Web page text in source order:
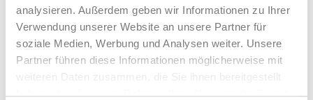
analysieren. Außerdem geben wir Informationen zu Ihrer
Verwendung unserer Website an unsere Partner für
soziale Medien, Werbung und Analysen weiter. Unsere
Partner führen diese Informationen möglicherweise mit
weiteren Daten zusammen, die Sie ihnen bereitgestellt
haben oder die sie im Rahmen Ihrer Nutzung der Dienste